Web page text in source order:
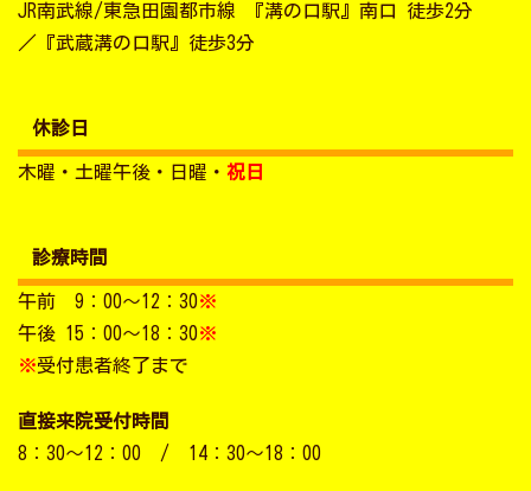
JR南武線/東急田園都市線 『溝の口駅』南口 徒歩2分
／『武蔵溝の口駅』徒歩3分
休診日
木曜・土曜午後・日曜・ 祝日
診療時間
午前 9：00～12：30※
午後 15：00～18：30※
※受付患者終了まで
直接来院受付時間
8：30～12：00 / 14：30～18：00